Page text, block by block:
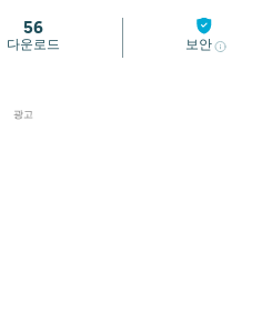
56
다운로드 보안
광고